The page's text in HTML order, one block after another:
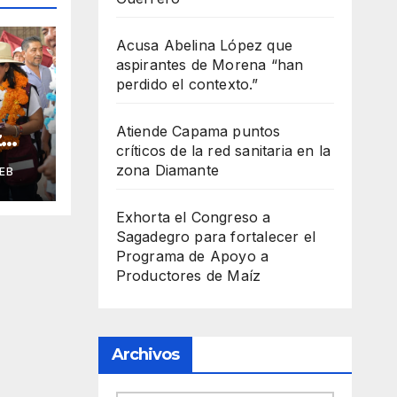
Acusa Abelina López que
aspirantes de Morena “han
perdido el contexto.”
Atiende Capama puntos
críticos de la red sanitaria en la
zona Diamante
Exhorta el Congreso a
Sagadegro para fortalecer el
Programa de Apoyo a
Productores de Maíz
Archivos